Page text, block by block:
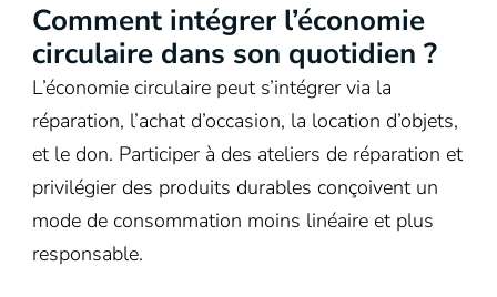
Comment intégrer l’économie
circulaire dans son quotidien ?
L’économie circulaire peut s’intégrer via la
réparation, l’achat d’occasion, la location d’objets,
et le don. Participer à des ateliers de réparation et
privilégier des produits durables conçoivent un
mode de consommation moins linéaire et plus
responsable.